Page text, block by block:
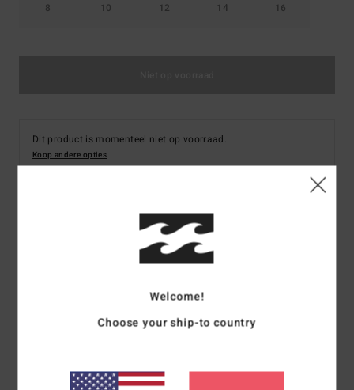
8 10 12 14 16
Dit product is momenteel niet op voorraad.
Koop andere opties
Details & functies
Meisjes Groen Wetsuit met een Borstrits
Kleurcode2574
afspoelen met kraanwater, binnenstebuiten en buiten direct
Welcome!
Choose your ship-to country